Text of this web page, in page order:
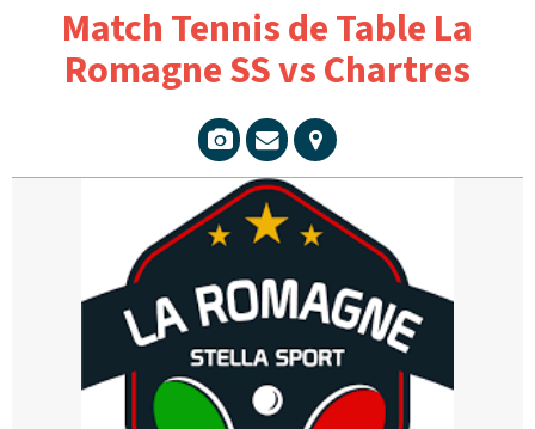
Match Tennis de Table La
Romagne SS vs Chartres